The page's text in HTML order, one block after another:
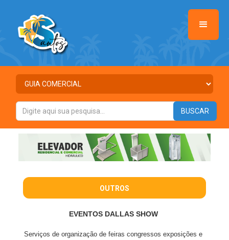
OUTROS
EVENTOS DALLAS SHOW
Serviços de organização de feiras congressos exposições e